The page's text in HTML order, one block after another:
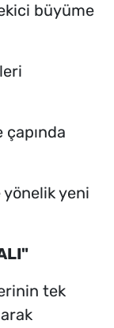
büyüme
çapında
yönelik yeni
tek